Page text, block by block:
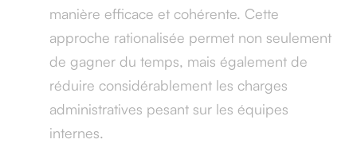
manière efficace et cohérente. Cette
approche rationalisée permet non seulement
de gagner du temps, mais également de
réduire considérablement les charges
administratives pesant sur les équipes
internes.